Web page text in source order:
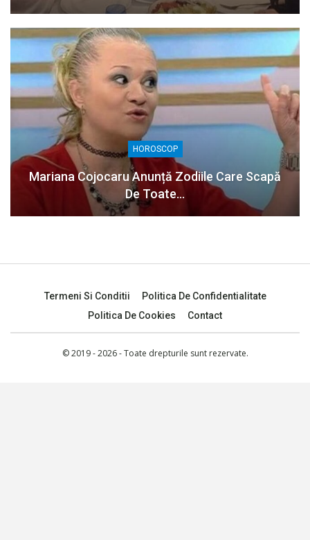
HOROSCOP
Mariana Cojocaru Anunță Zodiile Care Scapă
De Toate…
Termeni Si Conditii
Politica De Confidentialitate
Politica De Cookies
Contact
© 2019 - 2026 - Toate drepturile sunt rezervate.